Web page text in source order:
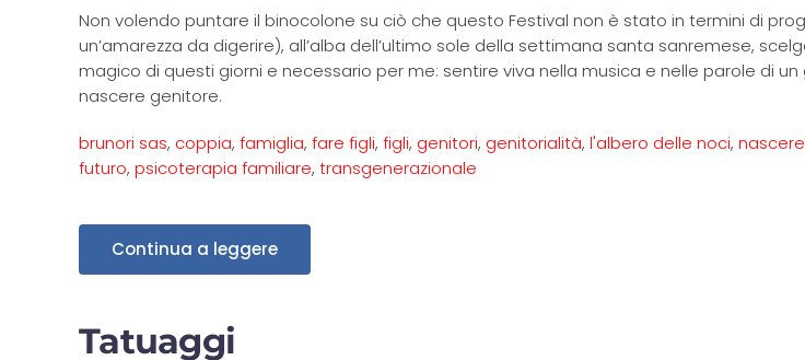
Non volendo puntare il binocolone su ciò che questo Festival non è stato in termini di
un’amarezza da digerire), all’alba dell’ultimo sole della settimana santa sanremese,
magico di questi giorni e necessario per me: sentire viva nella musica e nelle parole di un
nascere genitore.
brunori sas, coppia, famiglia, fare figli, figli, genitori, genitorialità, l'albero delle noci,
futuro, psicoterapia familiare, transgenerazionale
Continua a leggere
Tatuaggi